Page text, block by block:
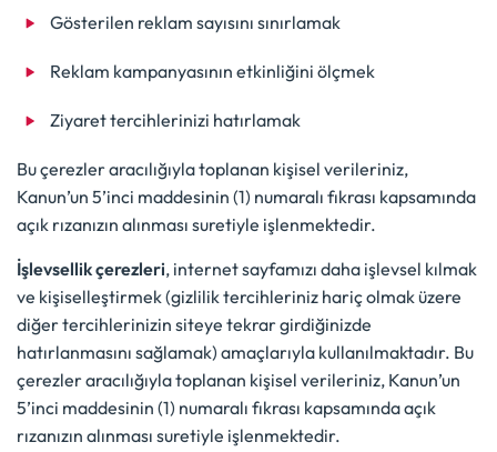
Gösterilen reklam sayısını sınırlamak
Reklam kampanyasının etkinliğini ölçmek
Ziyaret tercihlerinizi hatırlamak
Bu çerezler aracılığıyla toplanan kişisel verileriniz,
Kanun’un 5’inci maddesinin (1) numaralı fıkrası kapsamında
açık rızanızın alınması suretiyle işlenmektedir.
İşlevsellik çerezleri, internet sayfamızı daha işlevsel kılmak
ve kişiselleştirmek (gizlilik tercihleriniz hariç olmak üzere
diğer tercihlerinizin siteye tekrar girdiğinizde
hatırlanmasını sağlamak) amaçlarıyla kullanılmaktadır. Bu
çerezler aracılığıyla toplanan kişisel verileriniz, Kanun’un
5’inci maddesinin (1) numaralı fıkrası kapsamında açık
rızanızın alınması suretiyle işlenmektedir.